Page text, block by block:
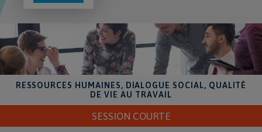
RESSOURCES HUMAINES, DIALOGUE SOCIAL, QUALITÉ
DE VIE AU TRAVAIL
SESSION COURTE